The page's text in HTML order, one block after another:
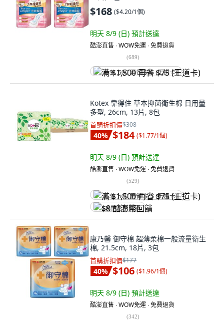
$168 ($4.20/1個)
明天 8/9 (日) 預計送達
酷澎直售 ∙ WOW免運 ∙ 免費退貨
(689)
满 $1,500 再省 $75 (王道卡)
Kotex 靠得住 草本抑菌衛生棉 日用量
多型, 26cm, 13片, 8包
首購折扣價$308
40% $184 ($1.77/1個)
明天 8/9 (日) 預計送達
酷澎直售 ∙ WOW免運 ∙ 免費退貨
(529)
满 $1,500 再省 $75 (王道卡)
$8 酷澎幣回饋
康乃馨 御守棉 超薄柔棉一般流量衛生
棉, 21.5cm, 18片, 3包
首購折扣價$177
40% $106 ($1.96/1個)
明天 8/9 (日) 預計送達
酷澎直售 ∙ WOW免運 ∙ 免費退貨
(342)